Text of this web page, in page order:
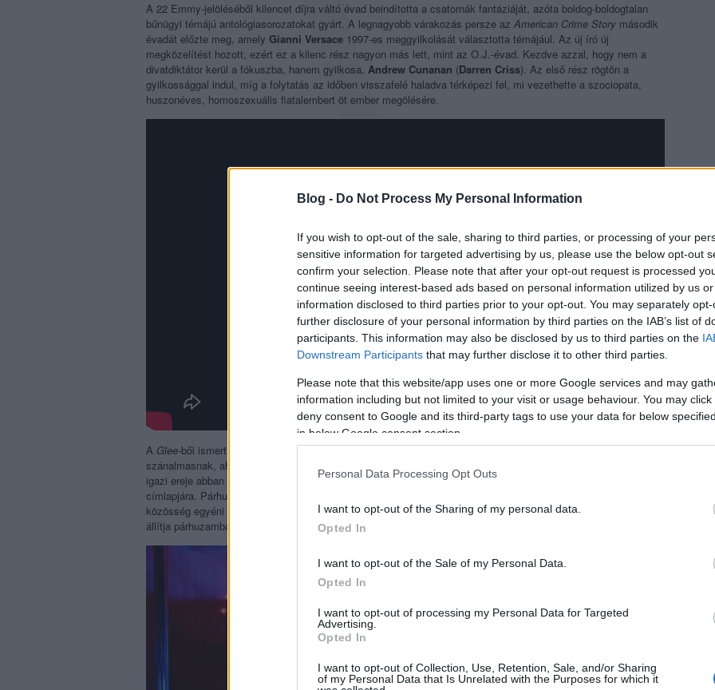
Blog - Do Not Process My Personal Information
If you wish to opt-out of the sale, sharing to third parties, or processing of your
sensitive information for targeted advertising by us, please use the below opt-out
confirm your selection. Please note that after your opt-out request is processed
continue seeing interest-based ads based on personal information utilized by us
information disclosed to third parties prior to your opt-out. You may separately
further disclosure of your personal information by third parties on the IAB’s list of
participants. This information may also be disclosed by us to third parties on the
Downstream Participants that may further disclose it to other third parties.
Please note that this website/app uses one or more Google services and may
information including but not limited to your visit or usage behaviour. You may
deny consent to Google and its third-party tags to use your data for below
in below Google consent section.
Personal Data Processing Opt Outs
I want to opt-out of the Sharing of my personal data.
Opted In
I want to opt-out of the Sale of my Personal Data.
Opted In
I want to opt-out of processing my Personal Data for Targeted
Advertising.
Opted In
I want to opt-out of Collection, Use, Retention, Sale, and/or Sharing
of my Personal Data that Is Unrelated with the Purposes for which it
A 22 Emmy-jelöléséből kilencet díjra váltó évad beindította a csatornák fantáziáját, azóta boldog-boldogtalan
bűnügyi témájú antológiasorozatokat gyárt. A legnagyobb várakozás persze az American Crime Story második
évadát előzte meg, amely Gianni Versace 1997-es meggyilkolását választotta témájául. Az új író új
megközelítést hozott, ezért ez a kilenc rész nagyon más lett, mint az O.J.-évad. Kezdve azzal, hogy nem a
divatdiktátor kerül a fókuszba, hanem gyilkosa, Andrew Cunanan (Darren Criss). Az első rész rögtön a
gyilkossággal indul, míg a folytatás az időben visszafelé haladva térképezi fel, mi vezethette a szociopata,
huszonéves, homoszexuális fiatalembert öt ember megölésére.
A Glee-ből ismert Criss alakítása zavarbaejtő, Andrewt egyszerre ábrázolja félelmetesnek, szánandónak és
szánalmasnak, ahogy múltja leplezésével, szüntelen hazugságaival mások hódolatára vágyik. De a sorozat
igazi ereje abban áll, hogy legalább annyit foglalkozik az áldozataival, azokkal, akik nem kerültek az újságok
címlapjára. Párhuzamos életrajzok bomlanak ki, a Clinton-érában is hallgatásra, bujkálásra sarkallt meleg
közösség egyéni drámáival. A csúcspont az ötödik rész, mely egy tengerésztiszt és Versace coming outját
állítja párhuzamba: mindkettő nagy, nehéz lépés, és az egyik az előbújó karrierjébe kerül.